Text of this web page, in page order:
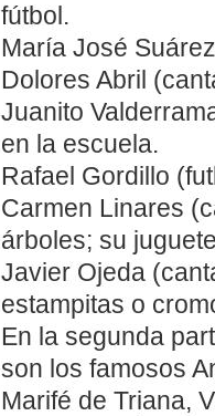
fútbol.
María José
Dolores Abril
Juanito
en la escuela.
Rafael Gordillo
Carmen Linares
árboles; su
Javier Ojeda
estampitas o
En la segunda
son los famosos
Marifé de Triana,